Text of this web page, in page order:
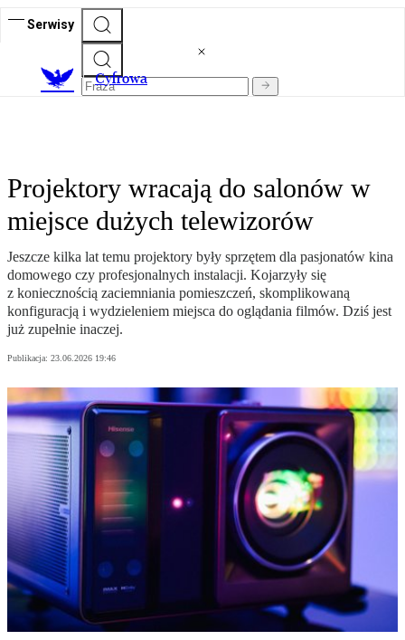
Serwisy
Cyfrowa
Projektory wracają do salonów w
miejsce dużych telewizorów
Jeszcze kilka lat temu projektory były sprzętem dla pasjonatów kina
domowego czy profesjonalnych instalacji. Kojarzyły się
z koniecznością zaciemniania pomieszczeń, skomplikowaną
konfiguracją i wydzieleniem miejsca do oglądania filmów. Dziś jest
już zupełnie inaczej.
Publikacja: 23.06.2026 19:46